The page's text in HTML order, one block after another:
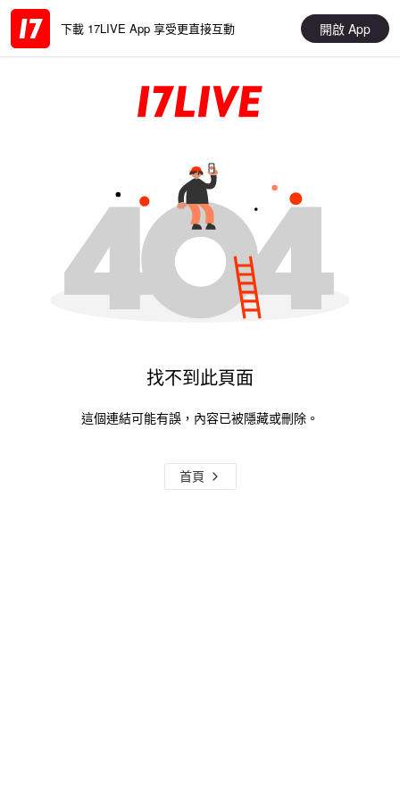
下載 17LIVE App 享受更直接互動 開啟 App
找不到此頁面
這個連結可能有誤，內容已被隱藏或刪除。
首頁